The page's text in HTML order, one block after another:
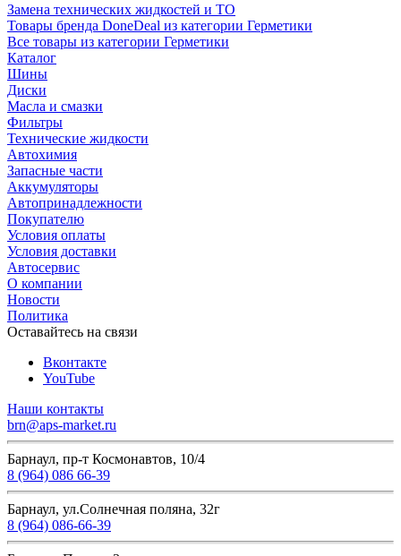
Замена технических жидкостей и ТО
Товары бренда DoneDeal из категории Герметики
Все товары из категории Герметики
Каталог
Шины
Диски
Масла и смазки
Фильтры
Технические жидкости
Автохимия
Запасные части
Аккумуляторы
Автопринадлежности
Покупателю
Условия оплаты
Условия доставки
Автосервис
О компании
Новости
Политика
Оставайтесь на связи
Вконтакте
YouTube
Наши контакты
brn@aps-market.ru
Барнаул, пр-т Космонавтов, 10/4
8 (964) 086 66-39
Барнаул, ул.Солнечная поляна, 32г
8 (964) 086-66-39